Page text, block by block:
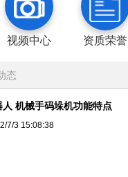
视频中心 资质荣誉
态
机械手码垛机功能特点
7/3 15:08:38